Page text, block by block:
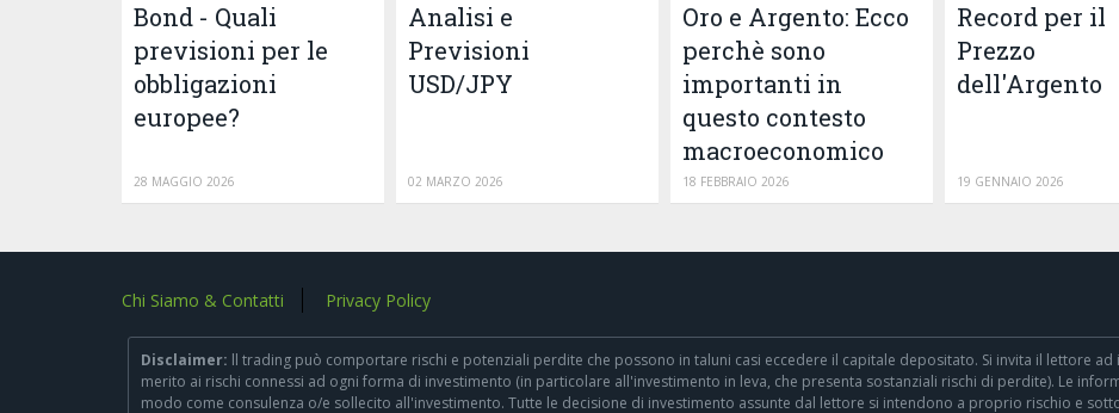
Bond - Quali
previsioni per le
obbligazioni
europee?
28 MAGGIO 2026
Analisi e
Previsioni
USD/JPY
02 MARZO 2026
Oro e Argento: Ecco
perchè sono
importanti in
questo contesto
macroeconomico
18 FEBBRAIO 2026
Record per il
Prezzo
dell'Argento
19 GENNAIO 2026
Chi Siamo & Contatti Privacy Policy
Disclaimer: ll trading può comportare rischi e potenziali perdite che possono in taluni casi eccedere il capitale depositato. Si invita il lettore
merito ai rischi connessi ad ogni forma di investimento (in particolare all'investimento in leva, che presenta sostanziali rischi di perdite). Le
modo come consulenza o/e sollecito all'investimento. Tutte le decisione di investimento assunte dal lettore si intendono a proprio rischio e